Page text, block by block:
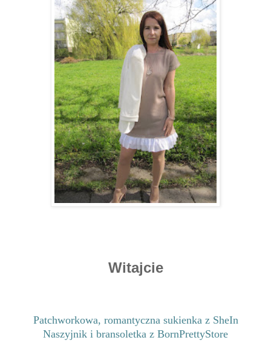
Witajcie
Patchworkowa, romantyczna sukienka z SheIn
Naszyjnik i bransoletka z BornPrettyStore